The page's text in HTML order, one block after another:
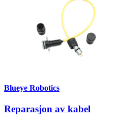
Blueye Robotics
Reparasjon av kabel